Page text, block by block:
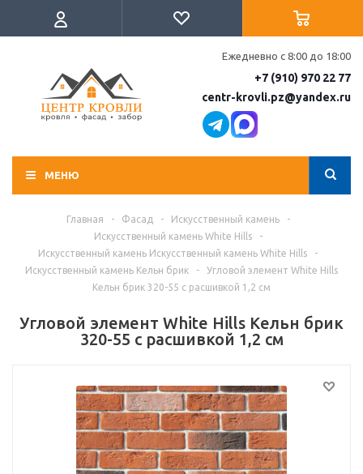
Ежедневно с 8:00 до 18:00
+7 (910) 970 22 77
centr-krovli.pz@yandex.ru
МЕНЮ
Главная - Фасад - Искусственный камень
-
Искусственный камень White Hills
-
Искусственный камень Искусственный камень White Hills
-
Искусственный камень Кельн брик
-
Угловой элемент White Hills
Кельн брик 320-55 с расшивкой 1,2 см
Угловой элемент White Hills Кельн брик
320-55 с расшивкой 1,2 см